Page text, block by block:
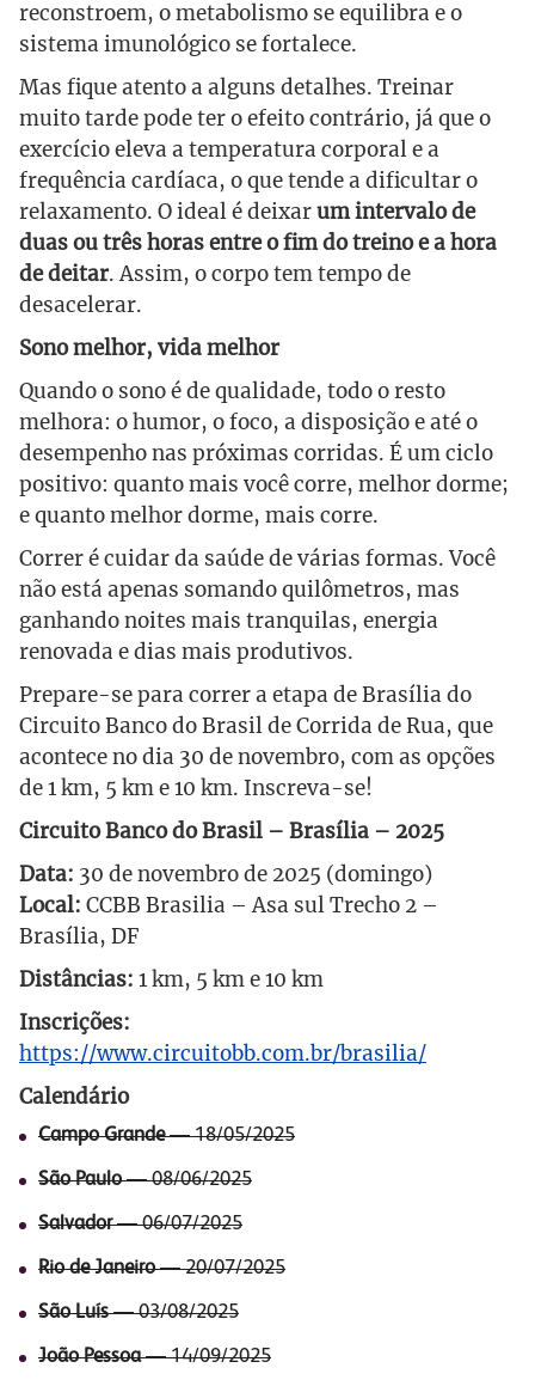
reconstroem, o metabolismo se equilibra e o
sistema imunológico se fortalece.
Mas fique atento a alguns detalhes. Treinar
muito tarde pode ter o efeito contrário, já que o
exercício eleva a temperatura corporal e a
frequência cardíaca, o que tende a dificultar o
relaxamento. O ideal é deixarum intervalo de
duas ou três horas entre o fim do treino e a hora
de deitar. Assim, o corpo tem tempo de
desacelerar.
Sono melhor, vida melhor
Quando o sono é de qualidade, todo o resto
melhora: o humor, o foco, a disposição e até o
desempenho nas próximas corridas. É um ciclo
positivo: quanto mais você corre, melhor dorme;
e quanto melhor dorme, mais corre.
Correr é cuidar da saúde de várias formas. Você
não está apenas somando quilômetros, mas
ganhando noites mais tranquilas, energia
renovada e dias mais produtivos.
Prepare-se para correr a etapa de Brasília do
Circuito Banco do Brasil de Corrida de Rua, que
acontece no dia 30 de novembro, com as opções
de 1 km, 5 km e 10 km. Inscreva-se!
Circuito Banco do Brasil – Brasília – 2025
Data: 30 de novembro de 2025 (domingo)
Local: CCBB Brasilia – Asa sul Trecho 2 –
Brasília, DF
Distâncias: 1 km, 5 km e 10 km
Inscrições:
https://www.circuitobb.com.br/brasilia/
Calendário
Campo Grande— 18/05/2025
São Paulo— 08/06/2025
Salvador— 06/07/2025
Rio de Janeiro— 20/07/2025
São Luís— 03/08/2025
João Pessoa— 14/09/2025